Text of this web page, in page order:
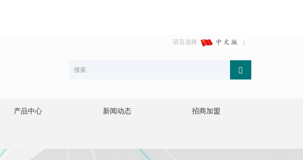
语言选择:
产品中心 新闻动态 招商加盟